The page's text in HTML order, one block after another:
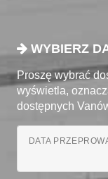
WYBIERZ
Proszę wybrać
wyświetla,
dostępnych
DATA